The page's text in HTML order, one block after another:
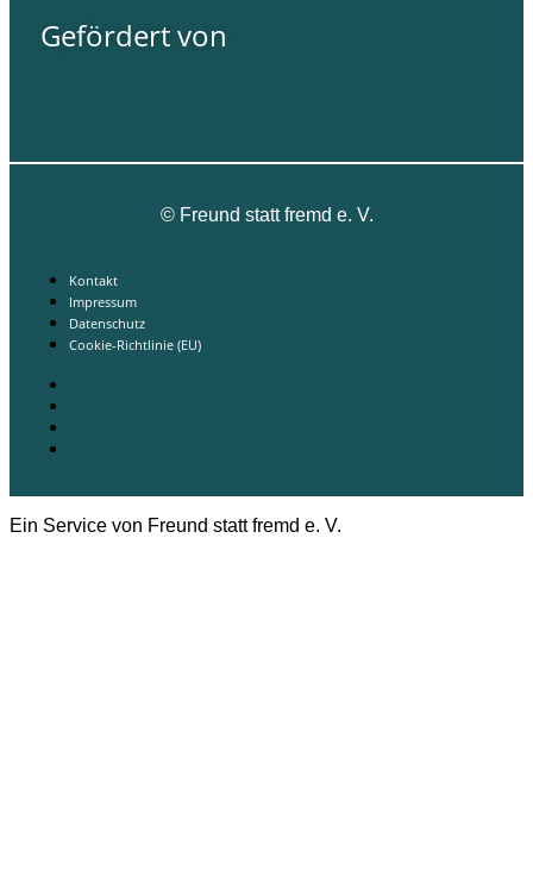
Gefördert von
©Freund statt fremd e. V.
Kontakt
Impressum
Datenschutz
Cookie-Richtlinie (EU)
Ein Service von Freund statt fremd e. V.